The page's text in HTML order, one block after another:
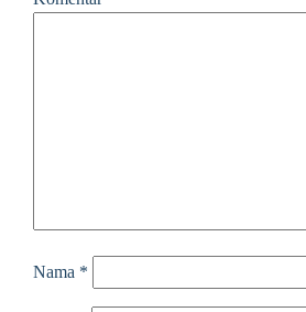
Nama *